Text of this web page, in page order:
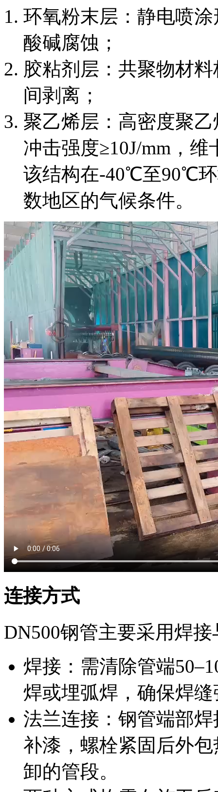
环氧粉末层：静电喷
酸碱腐蚀；
胶粘剂层：共聚物材
间剥离；
聚乙烯层：高密度聚
冲击强度≥10J/mm，
该结构在-40℃至90℃
数地区的气候条件。
连接方式
DN500钢管主要采用焊
焊接：需清除管端
焊或埋弧焊，确保焊
法兰连接：钢管端部
补漆，螺栓紧固后外
卸的管段。